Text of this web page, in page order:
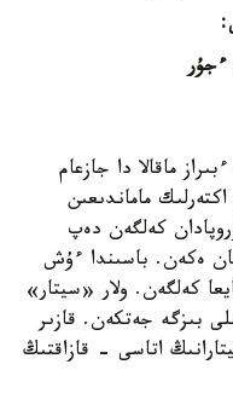
ءجۇر
ماقالا دا جازعام
اكتەرلىك ماماندىعىن
كەلگەن دەپ
ەكەن. باسىندا ءۇش
عاسىردا قىتايعا كەلگەن. ولار «سيتار»
بىزگە جەتكەن. قازىر
گيتارانىڭ اتاسى - قازاقتىڭ